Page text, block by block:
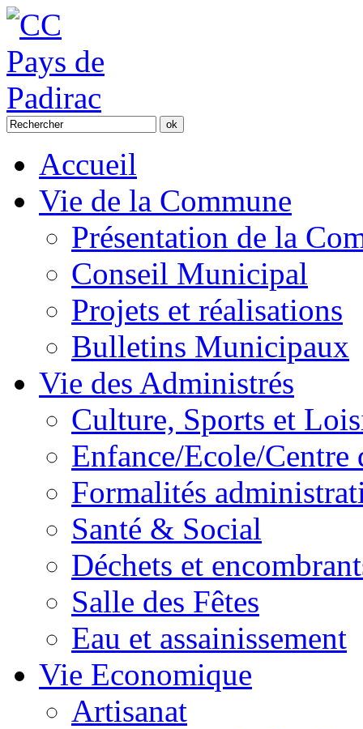
Accueil
Vie de la Commune
Présentation de la
Conseil Municipal
Projets et réalisations
Bulletins Municipaux
Vie des Administrés
Culture, Sports et
Enfance/Ecole/Centre
Formalités
Santé & Social
Déchets et
Salle des Fêtes
Eau et assainissement
Vie Economique
Artisanat